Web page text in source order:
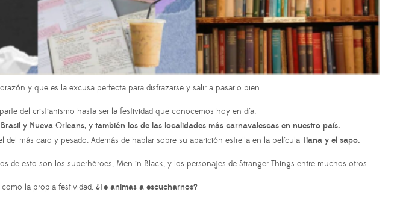
y que es la excusa perfecta para disfrazarse y salir a pasarlo bien.
del cristianismo hasta ser la festividad que conocemos hoy en día.
y Nueva Orleans, y también los de las localidades más carnavalescas en nuestro país.
del más caro y pesado. Además de hablar sobre su aparición estrella en la película Tiana y el sapo.
de esto son los superhéroes, Men in Black, y los personajes de Stranger Things entre muchos otros.
la propia festividad. ¿Te animas a escucharnos?